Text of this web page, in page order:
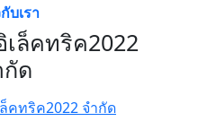
บเรา
เล็คทริค2022
ด